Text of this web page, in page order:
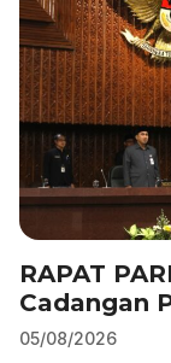
RAPAT
Cadangan
05/08/2026